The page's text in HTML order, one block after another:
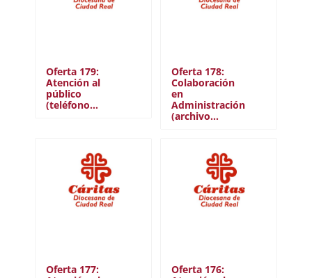
Oferta 179:
Atención al
público
(teléfono…
Oferta 178:
Colaboración
en
Administración
(archivo…
Oferta 177:
Oferta 176: